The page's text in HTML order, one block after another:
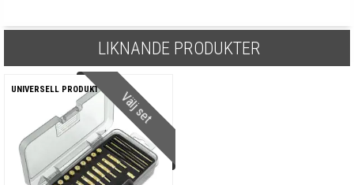
LIKNANDE PRODUKTER
Välj set
UNIVERSELL PRODUKT